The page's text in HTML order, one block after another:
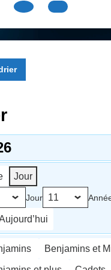
Open
Button
Jour
Jour
Benjamins et